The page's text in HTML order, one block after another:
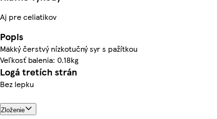
Aj pre celiatikov
Popis
Mäkký čerstvý nízkotučný syr s pažítkou
Veľkosť balenia: 0.18kg
Logá tretích strán
Bez lepku
Zloženie